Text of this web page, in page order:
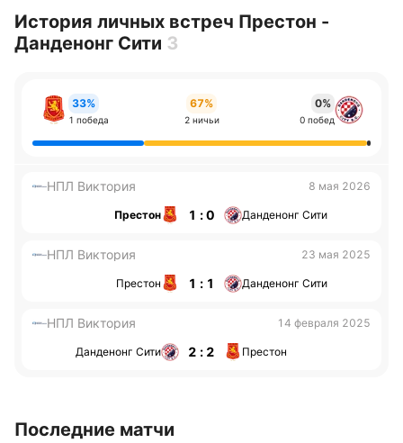
История личных встреч Престон -
Данденонг Сити 3
33%
1 победа
67%
2 ничьи
0%
0 побед
НПЛ Виктория 8 мая 2026
Престон 1 : 0 Данденонг Сити
НПЛ Виктория 23 мая 2025
Престон 1 : 1 Данденонг Сити
НПЛ Виктория 14 февраля 2025
Данденонг Сити 2 : 2 Престон
Последние матчи